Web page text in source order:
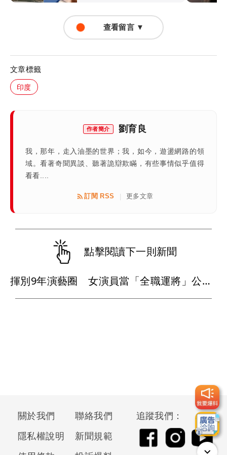
查看留言 ▼
文章標籤
印度
作者簡介 劉育良
我，那年，走入油墨的世界；我，如今，遊盪網路的領
域。看著奇聞異談、聽著詭辯欺瞞，有些事情似乎值得
看看....
訂閱 RSS 更多文章
點擊閱讀下一則新聞
揮別9年演藝圈 女演員當「全職運將」公布收入比拍戲賺更多
關於我們
聯絡我們
隱私權說明
新聞規範
追蹤我們：